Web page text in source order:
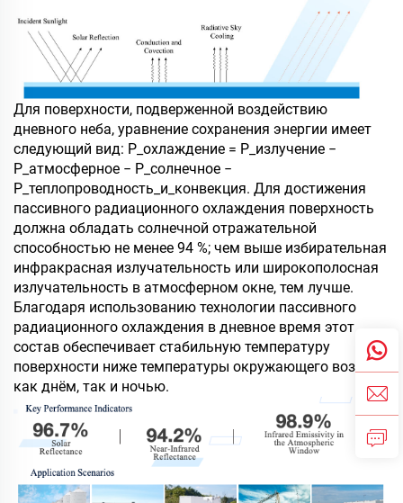
Для поверхности, подверженной воздействию
дневного неба, уравнение сохранения энергии имеет
следующий вид: P_охлаждение = P_излучение −
P_атмосферное − P_солнечное −
P_теплопроводность_и_конвекция. Для достижения
пассивного радиационного охлаждения поверхность
должна обладать солнечной отражательной
способностью не менее 94 %; чем выше избирательная
инфракрасная излучательность или широкополосная
излучательность в атмосферном окне, тем лучше.
Благодаря использованию технологии пассивного
радиационного охлаждения в дневное время этот
состав обеспечивает стабильную температуру
поверхности ниже температуры окружающего воздуха
как днём, так и ночью.